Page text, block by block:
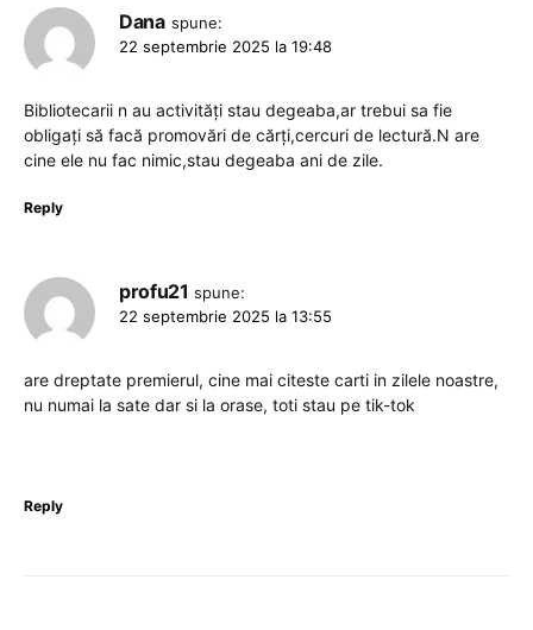
Dana spune:
22 septembrie 2025 la 19:48
Bibliotecarii n au activități stau degeaba,ar trebui sa fie
obligați să facă promovări de cărți,cercuri de lectură.N are
cine ele nu fac nimic,stau degeaba ani de zile.
Reply
profu21 spune:
22 septembrie 2025 la 13:55
are dreptate premierul, cine mai citeste carti in zilele noastre,
nu numai la sate dar si la orase, toti stau pe tik-tok
Reply